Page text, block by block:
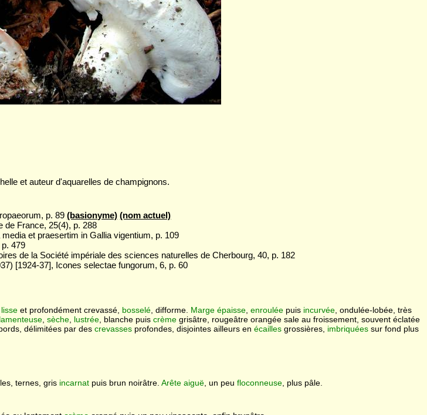
et auteur d'aquarelles de champignons.
p. 89(basionyme) (nom actuel)
de France, 25(4), p. 288
et praesertim in Gallia vigentium, p. 109
479
de la Société impériale des sciences naturelles de Cherbourg, 40, p. 182
[1924-37], Icones selectae fungorum, 6, p. 60
lisseet profondément crevassé, bosselé, difforme. Marge épaisse, enrouléepuis incurvée, ondulée-lobée, très
,sèche lustrée , blanche puiscrème grisâtre, rougeâtre orangée sale au froissement, souvent éclatée
délimitées par descrevasses profondes, disjointes ailleurs enécailles grossières, imbriquées sur fond plus
ternes, gris incarnatpuis brun noirâtre. Arête aiguë, un peu floconneuse, plus pâle.